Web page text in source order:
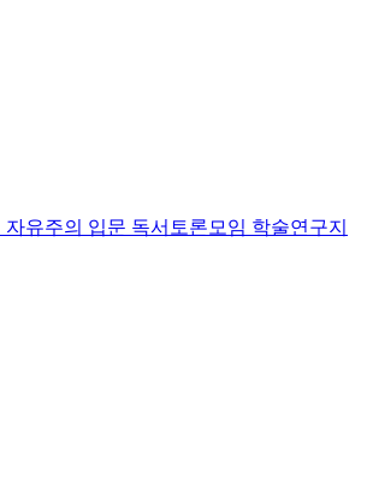
자유주의 입문 독서토론모임 학술연구지